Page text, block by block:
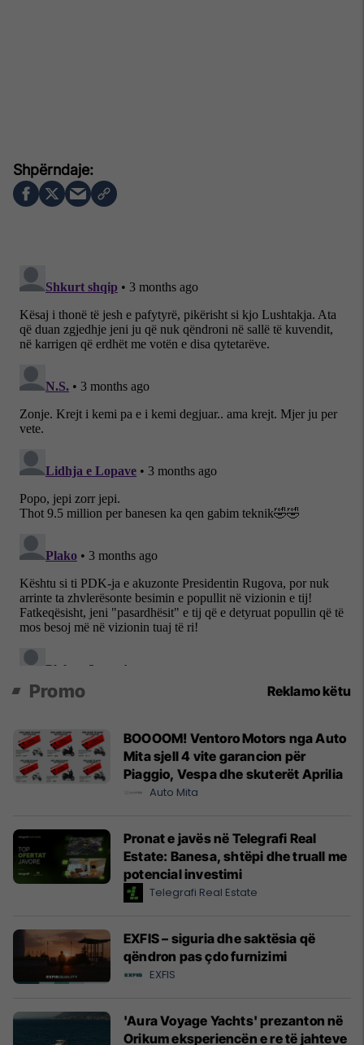
Promo Reklamo këtu
BOOOOM! Ventoro Motors nga Auto
Mita sjell 4 vite garancion për
Piaggio, Vespa dhe skuterët Aprilia
Auto Mita
Pronat e javës në Telegrafi Real
Estate: Banesa, shtëpi dhe truall me
potencial investimi
Telegrafi Real Estate
EXFIS – siguria dhe saktësia që
qëndron pas çdo furnizimi
EXFIS
'Aura Voyage Yachts' prezanton në
Orikum eksperiencën e re të jahteve